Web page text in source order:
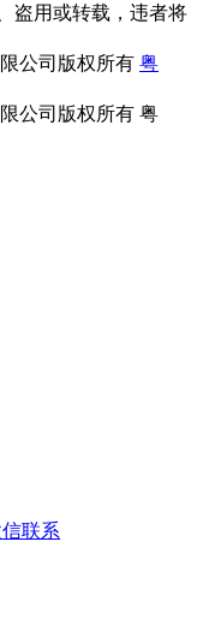
盗用或转载，违者将
公司版权所有 粤
公司版权所有 粤
联系